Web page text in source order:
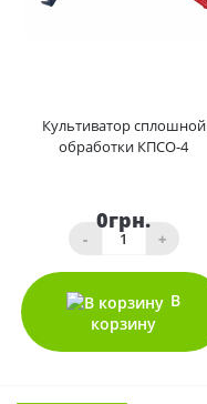
Культиватор сплошной
обработки КПСО-4
0грн.
- +
В
корзину